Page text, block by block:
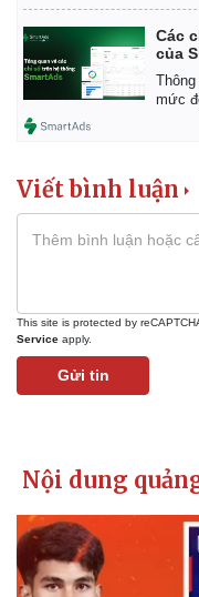
Pháp luật
Vụ án
Tin nóng
Tư vấn luật
Các
của
mức
Viết bình luận
This site is protected by
Service apply.
Gửi tin